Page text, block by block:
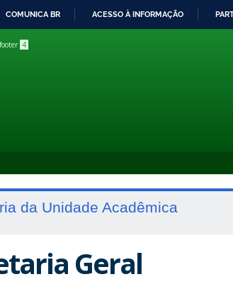
COMUNICA BR ACESSO À INFORMAÇÃO
4
da Unidade Acadêmica
Geral